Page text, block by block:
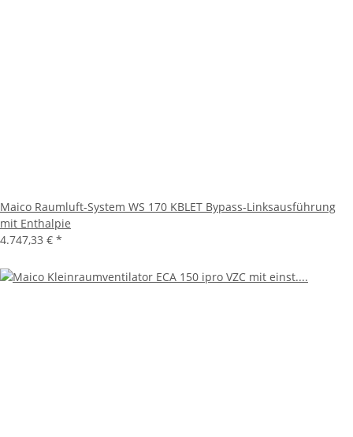
Maico Raumluft-System WS 170 KBLET Bypass-Linksausführung
mit Enthalpie
4.747,33 € *